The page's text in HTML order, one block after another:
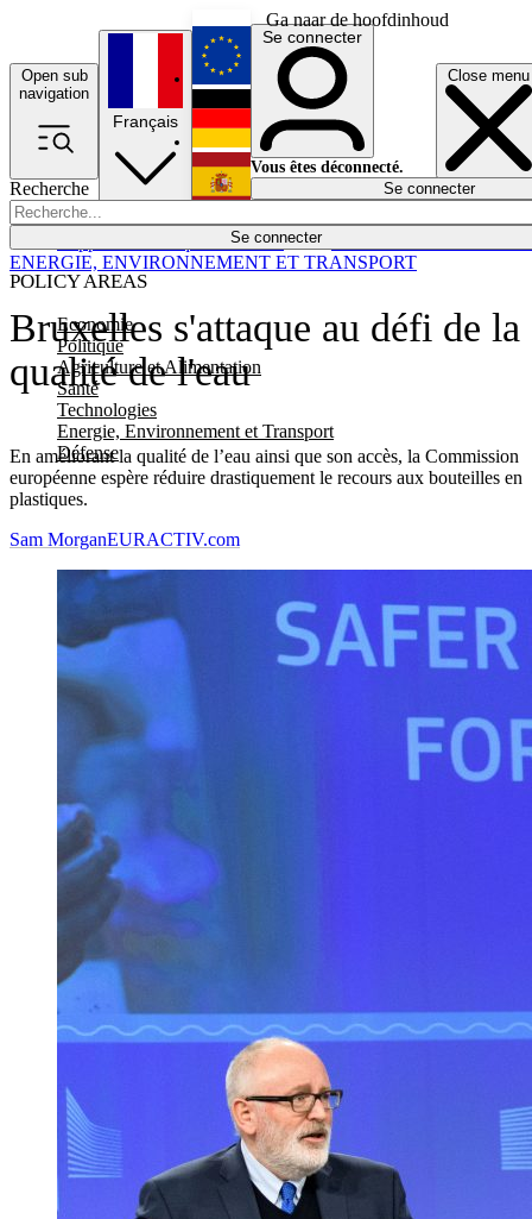
Ga naar de hoofdinhoud
Open sub
navigation
Close menu
Recherche
Se connecter
POLICY AREAS
Economie
Politique
Agriculture et Alimentation
Santé
Technologies
Energie, Environnement et Transport
Défense
Économie
Français
English
Deutsch
Español
Se connecter
Vous êtes déconnecté.
Se connecter
Bruxelles s'attaque au défi de la
qualité de l'eau
En améliorant la qualité de l’eau ainsi que son accès, la Commission
européenne espère réduire drastiquement le recours aux bouteilles en
plastiques.
ENERGIE, ENVIRONNEMENT ET TRANSPORT
Sam MorganEURACTIV.com